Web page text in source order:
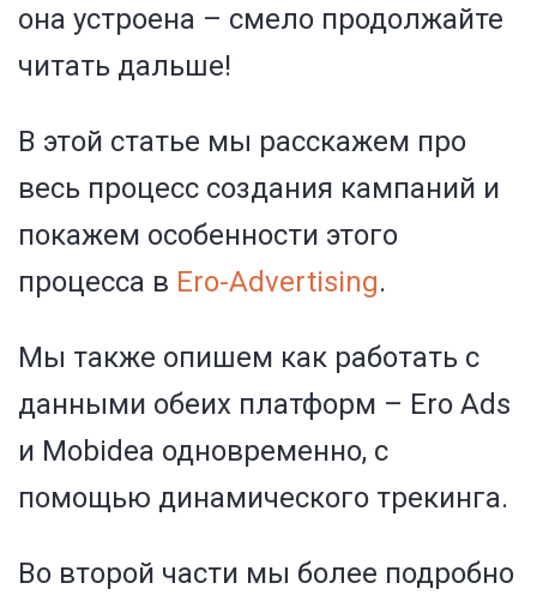
она устроена – смело продолжайте
читать дальше!
В этой статье мы расскажем про
весь процесс создания кампаний и
покажем особенности этого
процесса в Ero-Advertising.
Мы также опишем как работать с
данными обеих платформ – Ero Ads
и Mobidea одновременно, с
помощью динамического трекинга.
Во второй части мы более подробно